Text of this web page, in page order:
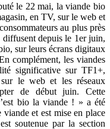
le 22 mai, la viande bio
en TV, sur le web et
au plus près
diffusent depuis le 1er juin,
sur leurs écrans digitaux
complément, les viandes
significative sur TF1+,
le web et les réseaux
de début juin. Cette
bio la viande ! » a été
et est mise en place
soutenue par la section